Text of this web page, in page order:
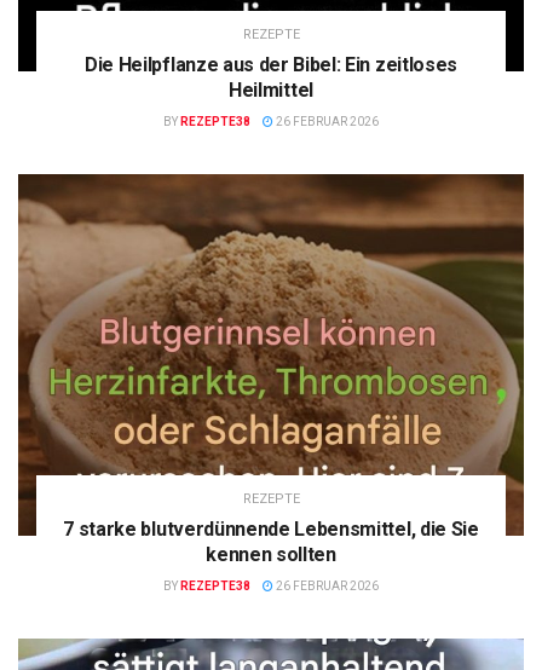
REZEPTE
Die Heilpflanze aus der Bibel: Ein zeitloses
Heilmittel
BY REZEPTE38 26 FEBRUAR 2026
REZEPTE
7 starke blutverdünnende Lebensmittel, die Sie
kennen sollten
BY REZEPTE38 26 FEBRUAR 2026